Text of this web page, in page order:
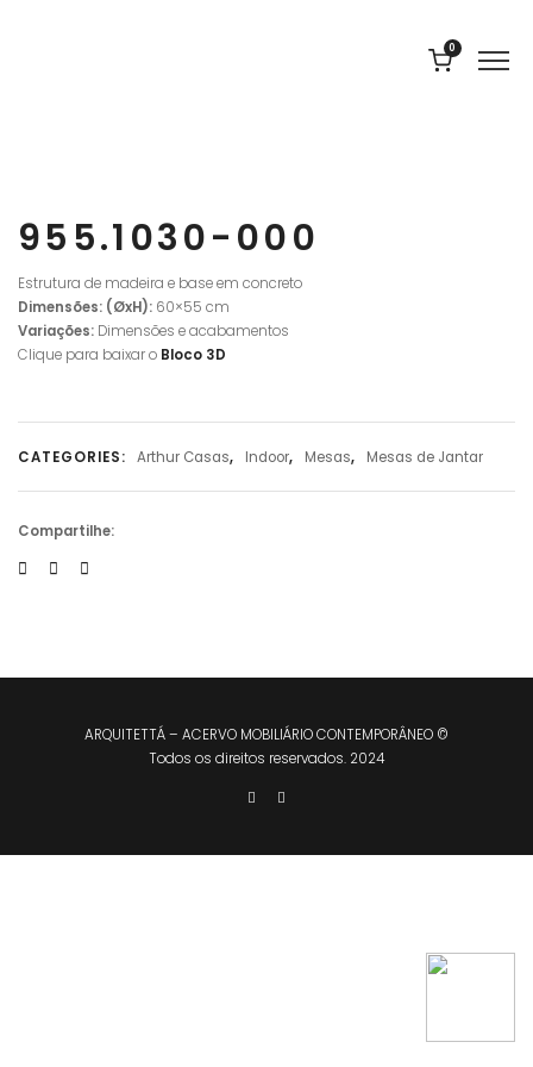
0
955.1030-000
Estrutura de madeira e base em concreto
Dimensões: (ØxH): 60×55 cm
Variações: Dimensões e acabamentos
Clique para baixar o Bloco 3D
CATEGORIES: Arthur Casas, Indoor, Mesas, Mesas de Jantar
Compartilhe:
ARQUITETTÁ – ACERVO MOBILIÁRIO CONTEMPORÂNEO ©
Todos os direitos reservados. 2024